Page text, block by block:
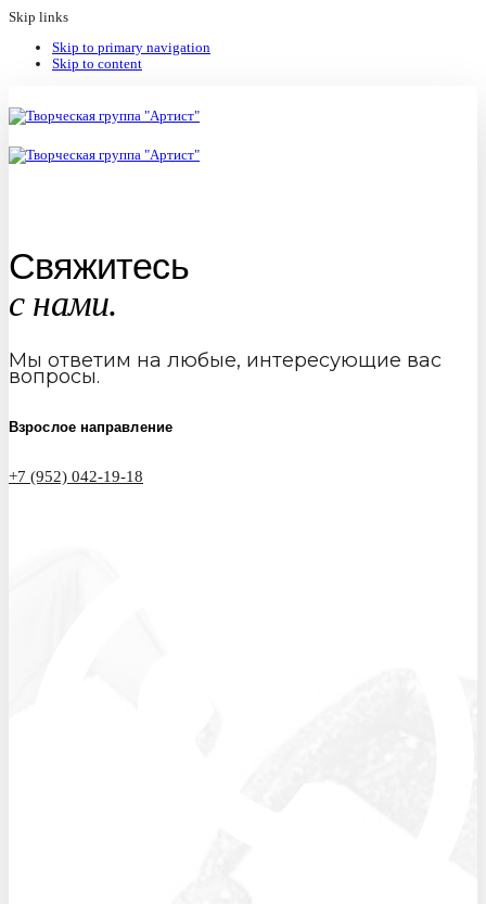
Skip links
Skip to primary navigation
Skip to content
Свяжитесь
с нами.
Мы ответим на любые, интересующие вас
вопросы.
Взрослое направление
+7 (952) 042-19-18